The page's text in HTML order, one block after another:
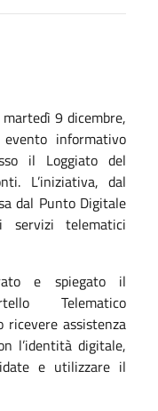
9 dicembre,
informativo
il Loggiato del
L’iniziativa, dal
dal Punto Digitale
servizi telematici
e spiegato il
Telematico
assistenza
l’identità digitale,
e utilizzare il